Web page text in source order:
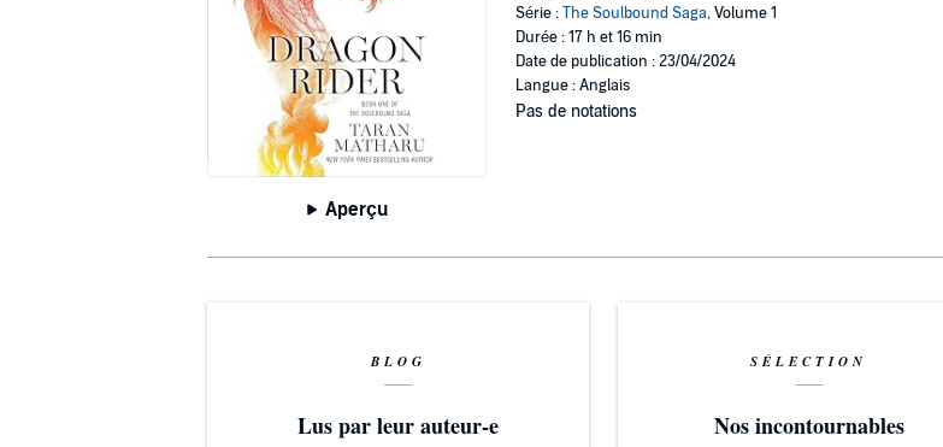
Aperçu
Série :The Soulbound Saga, Volume 1
Durée : 17 h et 16 min
Date de publication : 23/04/2024
Langue : Anglais
Pas de notations
BLOG
Lus par leur auteur-e
SÉLECTION
Nos incontournables